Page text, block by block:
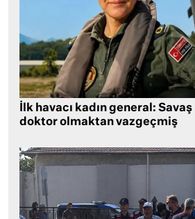
İlk havacı kadın general:
doktor olmaktan vazgeçmiş